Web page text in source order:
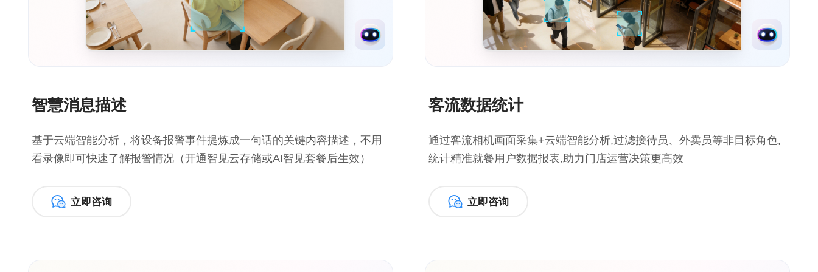
智慧消息描述
基于云端智能分析，将设备报警事件提炼成一句话的关键内容描述，不用
看录像即可快速了解报警情况（开通智见云存储或AI智见套餐后生效）
立即咨询
客流数据统计
通过客流相机画面采集+云端智能分析,过滤接待员、外卖员等非目标角色,
统计精准就餐用户数据报表,助力门店运营决策更高效
立即咨询